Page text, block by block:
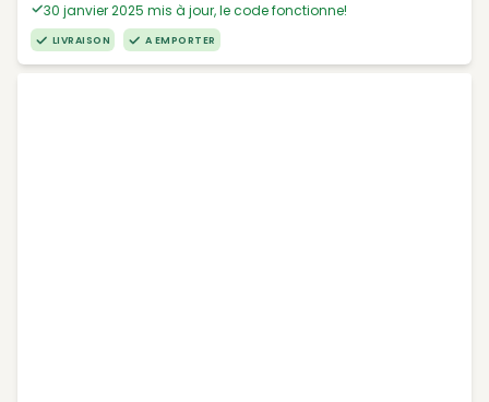
30 janvier 2025 mis à jour, le code fonctionne!
LIVRAISON A EMPORTER